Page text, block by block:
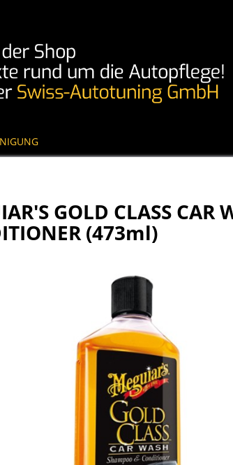
GOLD CLASS CAR
(473ml)